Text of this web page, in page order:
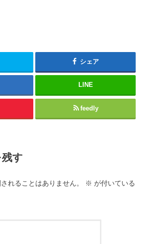
シェア
LINE
feedly
す
れることはありません。 ※ が付いている